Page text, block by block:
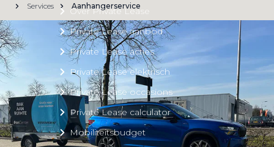
Over Private Lease
Private Lease aanbod
Private Lease acties
Private Lease elektrisch
Private Lease occasions
Private Lease calculator
Mobiliteitsbudget
Services Aanhangerservice